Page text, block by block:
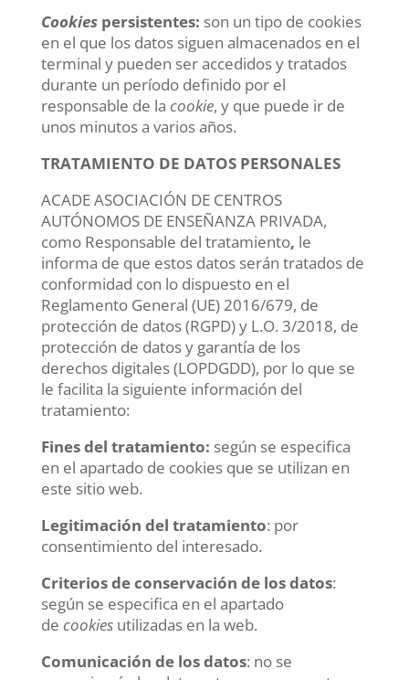
Cookies persistentes: son un tipo de cookies
en el que los datos siguen almacenados en el
terminal y pueden ser accedidos y tratados
durante un período definido por el
responsable de la cookie, y que puede ir de
unos minutos a varios años.
TRATAMIENTO DE DATOS PERSONALES
ACADE ASOCIACIÓN DE CENTROS
AUTÓNOMOS DE ENSEÑANZA PRIVADA,
como Responsable del tratamiento, le
informa de que estos datos serán tratados de
conformidad con lo dispuesto en el
Reglamento General (UE) 2016/679, de
protección de datos (RGPD) y L.O. 3/2018, de
protección de datos y garantía de los
derechos digitales (LOPDGDD), por lo que se
le facilita la siguiente información del
tratamiento:
Fines del tratamiento: según se especifica
en el apartado de cookies que se utilizan en
este sitio web.
Legitimación del tratamiento: por
consentimiento del interesado.
Criterios de conservación de los datos:
según se especifica en el apartado
de cookies utilizadas en la web.
Comunicación de los datos: no se